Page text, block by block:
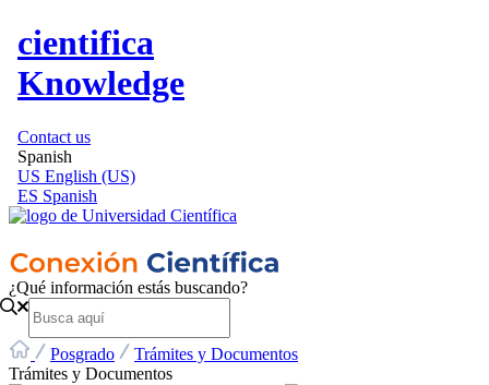
cientifica
Knowledge
Contact us
Spanish
US English (US)
ES Spanish
¿Qué información estás buscando?
Posgrado
Trámites y Documentos
Trámites y Documentos